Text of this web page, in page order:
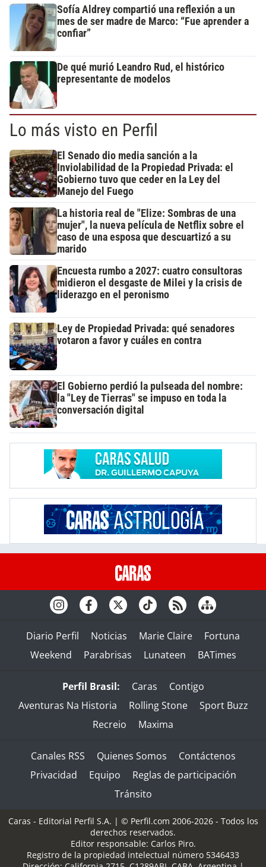
Sofía Aldrey compartió una reflexión a un
mes de ser madre de Marco: “Fue aprender a
confiar”
De qué murió Leandro Rud, el histórico
representante de modelos
Lo más visto en Perfil
El Senado dio media sanción a la
Inviolabilidad de la Propiedad Privada: el
Gobierno tuvo que ceder en la Ley del
Manejo del Fuego
La historia real de "Elize: Sombras de una
mujer", la nueva película de Netflix sobre el
caso de una esposa que descuartizó a su
marido
Encuesta rumbo a 2027: cuatro consultoras
midieron el desgaste de Milei y la crisis de
liderazgo en el peronismo
Ley de Propiedad Privada: qué senadores
votaron a favor y cuáles en contra
El Gobierno perdió la pulseada del nombre:
la "Ley de Tierras" se impuso en toda la
conversación digital
Diario Perfil Noticias Marie Claire
Fortuna
Weekend
Parabrisas Lunateen BATimes
Perfil Brasil: Caras
Contigo
Aventuras Na Historia
Rolling Stone
Sport Buzz
Recreio
Maxima
Canales RSS Quienes Somos
Contáctenos
Privacidad
Equipo
Reglas de participación
Tránsito
Caras - Editorial Perfil S.A. | © Perfil.com 2006-2026 - Todos los
derechos reservados.
Editor responsable: Carlos Piro.
Registro de la propiedad intelectual número 5346433